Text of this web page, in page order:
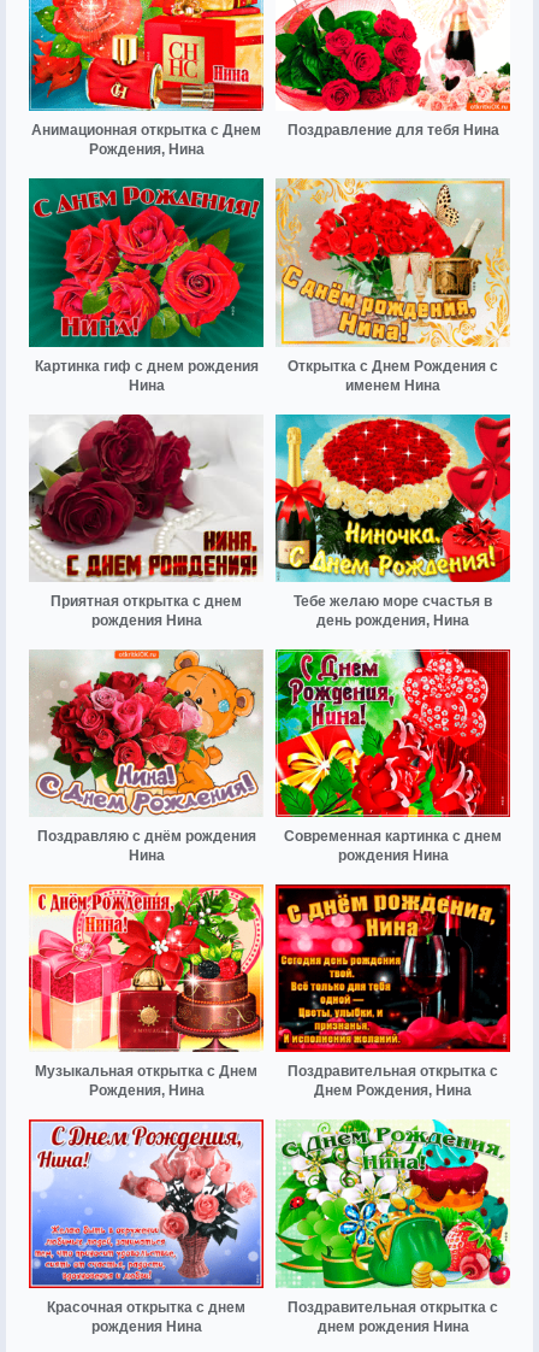
Анимационная открытка с Днем
Рождения, Нина
Поздравление для тебя Нина
Картинка гиф с днем рождения
Нина
Открытка с Днем Рождения с
именем Нина
Приятная открытка с днем
рождения Нина
Тебе желаю море счастья в
день рождения, Нина
Поздравляю с днём рождения
Нина
Современная картинка с днем
рождения Нина
Музыкальная открытка с Днем
Рождения, Нина
Поздравительная открытка с
Днем Рождения, Нина
Красочная открытка с днем
рождения Нина
Поздравительная открытка с
днем рождения Нина